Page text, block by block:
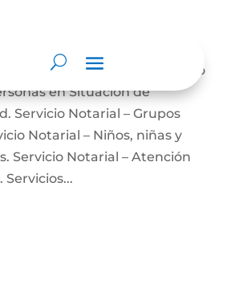
– Fuerzas Militares. Servicio
en Situación de
Servicio Notarial – Grupos
Notarial – Niños, niñas y
Servicio Notarial – Atención